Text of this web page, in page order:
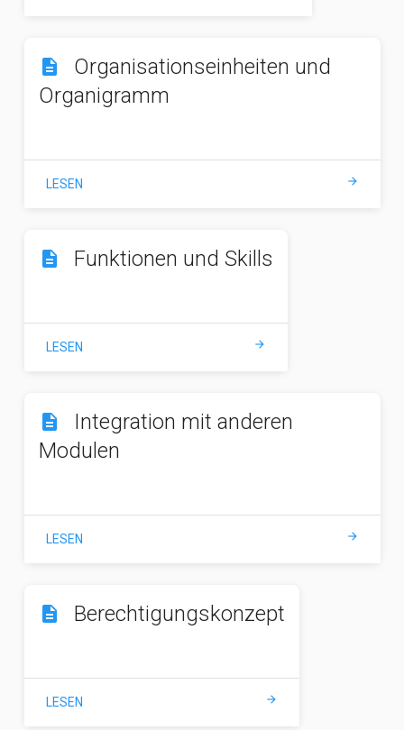
description
Organisationseinheiten und
Organigramm
LESEN arrow_forward
description Funktionen und Skills
LESEN arrow_forward
description
Integration mit anderen
Modulen
LESEN arrow_forward
description Berechtigungskonzept
LESEN arrow_forward